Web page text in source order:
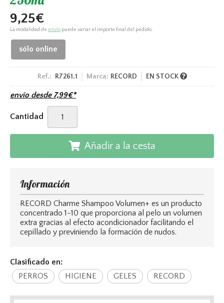
9,25€
La modalidad de envío puede variar el importe final del pedido.
sólo online
Ref.: R7261.1 Marca: RECORD EN STOCK
envío desde 7,99€*
Cantidad
Añadir a la cesta
Información
RECORD Charme Shampoo Volumen+ es un producto
concentrado 1-10 que proporciona al pelo un volumen
extra gracias al efecto acondicionador facilitando el
cepillado y previniendo la formación de nudos.
Clasificado en:
PERROS
HIGIENE GELES RECORD